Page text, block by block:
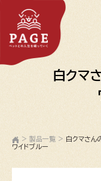
白クマ
> 製品一覧 > 白クマさん
ワイドブルー